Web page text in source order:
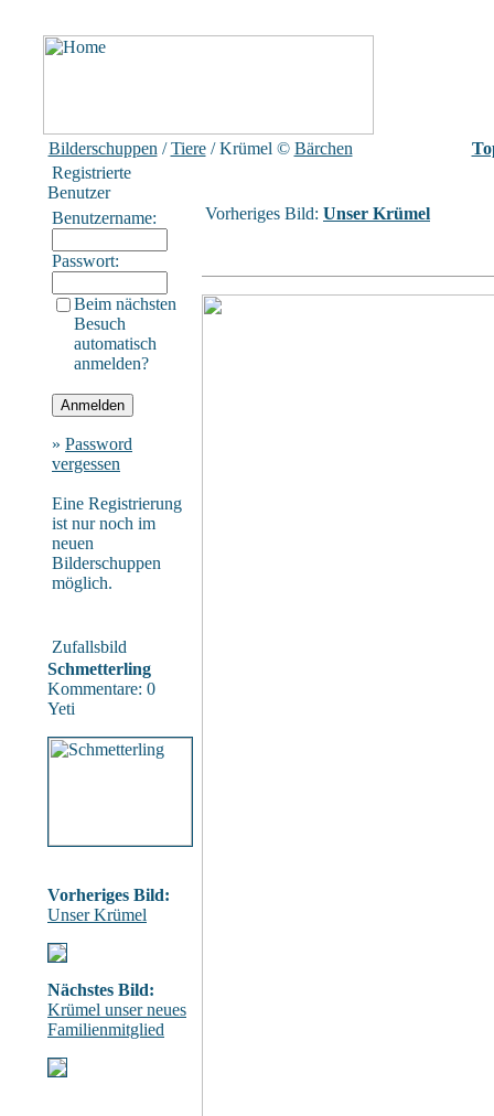
Bilderschuppen /Tiere/ Krümel © Bärchen
Registrierte
Benutzer
Benutzername:
Passwort:
Beim nächsten
Besuch
automatisch
anmelden?
» Password
vergessen
Eine Registrierung
ist nur noch im
neuen
Bilderschuppen
möglich.
Zufallsbild
Schmetterling
Kommentare: 0
Yeti
Vorheriges Bild:
Unser Krümel
Nächstes Bild:
Krümel unser neues
Familienmitglied
Vorheriges Bild: Unser Krümel